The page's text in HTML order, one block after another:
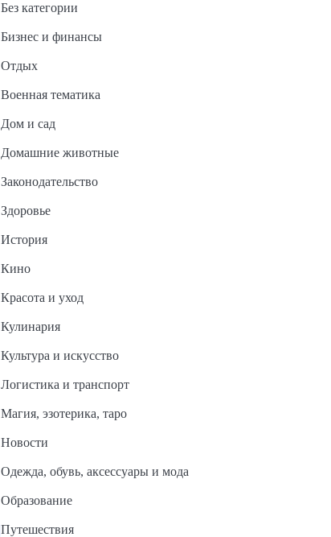
Без категории
Бизнес и финансы
Отдых
Военная тематика
Дом и сад
Домашние животные
Законодательство
Здоровье
История
Кино
Красота и уход
Кулинария
Культура и искусство
Логистика и транспорт
Магия, эзотерика, таро
Новости
Одежда, обувь, аксессуары и мода
Образование
Путешествия